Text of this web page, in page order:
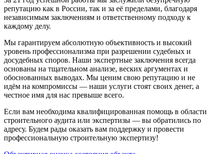
репутацию как в России, так и за её пределами, благодаря
независимым заключениям и ответственному подходу к
каждому делу.
Мы гарантируем абсолютную объективность и высокий
уровень профессионализма при разрешении судебных и
досудебных споров. Наши экспертные заключения всегда
основаны на тщательном анализе, веских аргументах и
обоснованных выводах. Мы ценим свою репутацию и не
идём на компромиссы — наши услуги стоят своих денег, а
честное имя для нас превыше всего.
Если вам необходима квалифицированная помощь в области
строительного аудита или экспертизы — вы обратились по
адресу. Будем рады оказать вам поддержку и провести
профессиональную строительную экспертизу!